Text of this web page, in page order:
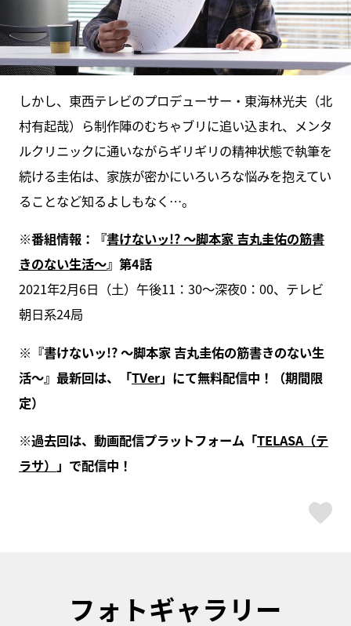
しかし、東西テレビのプロデューサー・東海林光夫（北
村有起哉）ら制作陣のむちゃブリに追い込まれ、メンタ
ルクリニックに通いながらギリギリの精神状態で執筆を
続ける圭佑は、家族が密かにいろいろな悩みを抱えてい
ることなど知るよしもなく…。
※番組情報：『書けないッ!? ～脚本家 吉丸圭佑の筋書
きのない生活～』第4話
2021年2月6日（土）午後11：30～深夜0：00、テレビ
朝日系24局
※『書けないッ!? ～脚本家 吉丸圭佑の筋書きのない生
活～』最新回は、「TVer」にて無料配信中！（期間限
定）
※過去回は、動画配信プラットフォーム「TELASA（テ
ラサ） 」で配信中！
フォトギャラリー